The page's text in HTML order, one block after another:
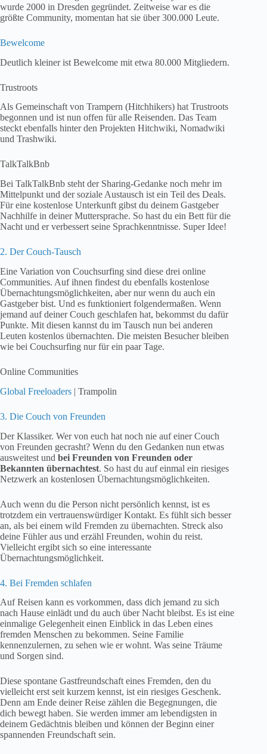
wurde 2000 in Dresden gegründet. Zeitweise war es die
größte Community, momentan hat sie über 300.000 Leute.
Bewelcome
Deutlich kleiner ist Bewelcome mit etwa 80.000 Mitgliedern.
Trustroots
Als Gemeinschaft von Trampern (Hitchhikers) hat Trustroots
begonnen und ist nun offen für alle Reisenden. Das Team
steckt ebenfalls hinter den Projekten Hitchwiki, Nomadwiki
und Trashwiki.
TalkTalkBnb
Bei TalkTalkBnb steht der Sharing-Gedanke noch mehr im
Mittelpunkt und der soziale Austausch ist ein Teil des Deals.
Für eine kostenlose Unterkunft gibst du deinem Gastgeber
Nachhilfe in deiner Muttersprache. So hast du ein Bett für die
Nacht und er verbessert seine Sprachkenntnisse. Super Idee!
2. Der Couch-Tausch
Eine Variation von Couchsurfing sind diese drei online
Communities. Auf ihnen findest du ebenfalls kostenlose
Übernachtungsmöglichkeiten, aber nur wenn du auch ein
Gastgeber bist. Und es funktioniert folgendermaßen. Wenn
jemand auf deiner Couch geschlafen hat, bekommst du dafür
Punkte. Mit diesen kannst du im Tausch nun bei anderen
Leuten kostenlos übernachten. Die meisten Besucher bleiben
wie bei Couchsurfing nur für ein paar Tage.
Online Communities
Global Freeloaders | Trampolin
3. Die Couch von Freunden
Der Klassiker. Wer von euch hat noch nie auf einer Couch
von Freunden gecrasht? Wenn du den Gedanken nun etwas
ausweitest und bei Freunden von Freunden oder
Bekannten übernachtest. So hast du auf einmal ein riesiges
Netzwerk an kostenlosen Übernachtungsmöglichkeiten.
Auch wenn du die Person nicht persönlich kennst, ist es
trotzdem ein vertrauenswürdiger Kontakt. Es fühlt sich besser
an, als bei einem wild Fremden zu übernachten. Streck also
deine Fühler aus und erzähl Freunden, wohin du reist.
Vielleicht ergibt sich so eine interessante
Übernachtungsmöglichkeit.
4. Bei Fremden schlafen
Auf Reisen kann es vorkommen, dass dich jemand zu sich
nach Hause einlädt und du auch über Nacht bleibst. Es ist eine
einmalige Gelegenheit einen Einblick in das Leben eines
fremden Menschen zu bekommen. Seine Familie
kennenzulernen, zu sehen wie er wohnt. Was seine Träume
und Sorgen sind.
Diese spontane Gastfreundschaft eines Fremden, den du
vielleicht erst seit kurzem kennst, ist ein riesiges Geschenk.
Denn am Ende deiner Reise zählen die Begegnungen, die
dich bewegt haben. Sie werden immer am lebendigsten in
deinem Gedächtnis bleiben und können der Beginn einer
spannenden Freundschaft sein.